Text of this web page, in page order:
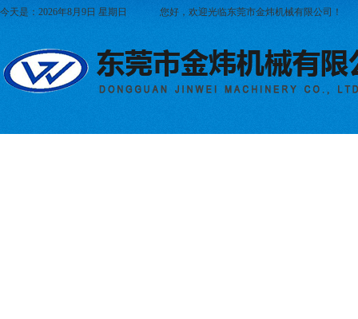
今天是：2026年8月9日 星期日 您好，欢迎光临东莞市金炜机械有限公司！